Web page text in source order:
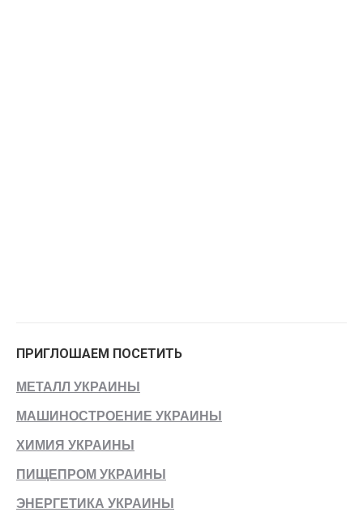
ПРИГЛОШАЕМ ПОСЕТИТЬ
МЕТАЛЛ УКРАИНЫ
МАШИНОСТРОЕНИЕ УКРАИНЫ
ХИМИЯ УКРАИНЫ
ПИЩЕПРОМ УКРАИНЫ
ЭНЕРГЕТИКА УКРАИНЫ